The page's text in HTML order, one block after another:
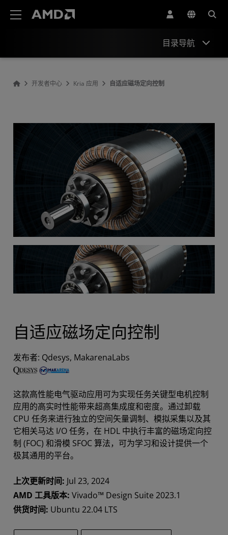
目录导航
开发者中心 Kria 应用 自适应磁场定向控制
自适应磁场定向控制
发布者: Qdesys, MakarenaLabs
这款高性能电气驱动应用可为实现任务关键型电机控制
应用的高实时性能带来超高集成度和密度。通过卸载
CPU 任务来进行独立的空间矢量调制、模拟采集以及其
它相关马达 I/O 任务，在 HDL 中执行丰富的磁场定向控
制 (FOC) 和滑模 SFOC 算法，可为学习和设计提供一个
极其通用的平台。
上次更新时间: Jul 23, 2024
AMD 工具版本: Vivado™ Design Suite 2023.1
供货时间: Ubuntu 22.04 LTS